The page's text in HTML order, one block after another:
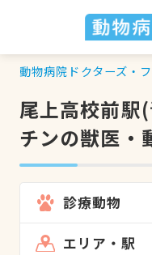
動物病院ドクターズ・
尾上高校前駅
チンの獣医・
診療動物
エリア・駅